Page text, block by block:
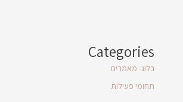
Categories
בלוג- מאמרים
תחומי פעילות